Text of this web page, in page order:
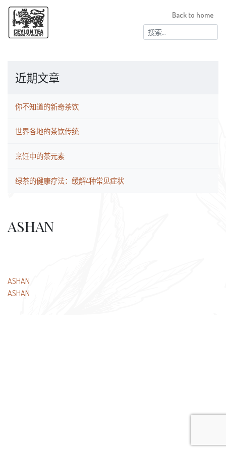
搜
索：
Back to home
近期文章
你不知道的新奇茶饮
世界各地的茶饮传统
烹饪中的茶元素
绿茶的健康疗法：缓解4种常见症状
ASHAN
文
章
ASHAN
ASHAN